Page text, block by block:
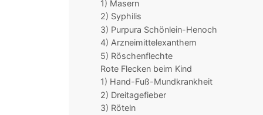
1) Masern
2) Syphilis
3) Purpura Schönlein-Henoch
4) Arzneimittelexanthem
5) Röschenflechte
Rote Flecken beim Kind
1) Hand-Fuß-Mundkrankheit
2) Dreitagefieber
3) Röteln